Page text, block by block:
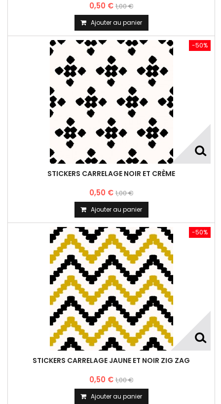
0,50 €1,00 €
Ajouter au panier
STICKERS CARRELAGE NOIR ET CRÈME
0,50 €1,00 €
-50%
Ajouter au panier
STICKERS CARRELAGE JAUNE ET NOIR ZIG ZAG
0,50 €1,00 €
-50%
Ajouter au panier